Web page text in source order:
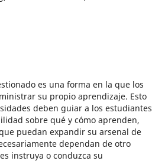
es una forma en la que los
su propio aprendizaje. Esto
deben guiar a los estudiantes
sobre qué y cómo aprenden,
puedan expandir su arsenal de
dependan de otro
instruya o conduzca su